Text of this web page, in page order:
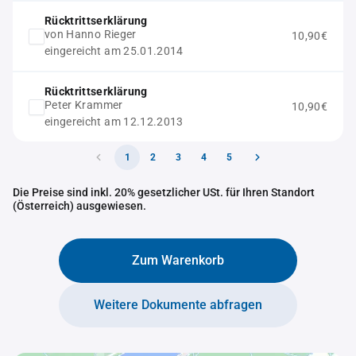
Rücktrittserklärung
von Hanno Rieger
eingereicht am 25.01.2014
10,90€
Rücktrittserklärung
Peter Krammer
eingereicht am 12.12.2013
10,90€
1 2 3 4 5
Die Preise sind inkl. 20% gesetzlicher USt. für Ihren Standort
(Österreich) ausgewiesen.
Zum Warenkorb
Weitere Dokumente abfragen